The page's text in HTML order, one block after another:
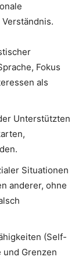
Fokus
als
Unterstützten
Situationen
anderer, ohne
(Self-
Grenzen